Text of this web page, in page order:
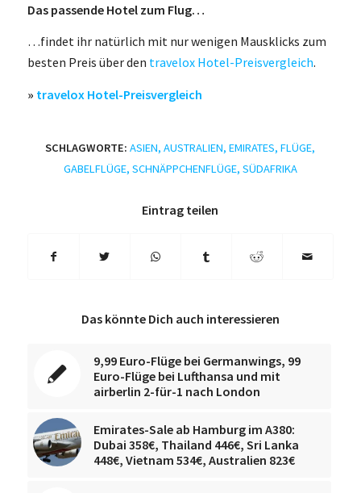
Das passende Hotel zum Flug…
…findet ihr natürlich mit nur wenigen Mausklicks zum
besten Preis über den travelox Hotel-Preisvergleich.
» travelox Hotel-Preisvergleich
SCHLAGWORTE: ASIEN,AUSTRALIEN,EMIRATES,FLÜGE,
GABELFLÜGE, SCHNÄPPCHENFLÜGE, SÜDAFRIKA
Eintrag teilen
Das könnte Dich auch interessieren
9,99 Euro-Flüge bei Germanwings, 99
Euro-Flüge bei Lufthansa und mit
airberlin 2-für-1 nach London
Emirates-Sale ab Hamburg im A380:
Dubai 358€, Thailand 446€, Sri Lanka
448€, Vietnam 534€, Australien 823€